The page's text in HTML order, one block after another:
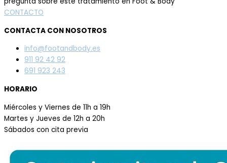
CONTACTO
CONTACTA CON NOSOTROS
info@footandbody.es
911 92 42 92
691 923 243
HORARIO
Miércoles y Viernes de 11h a 19h
Martes y Jueves de 12h a 20h
Sábados con cita previa